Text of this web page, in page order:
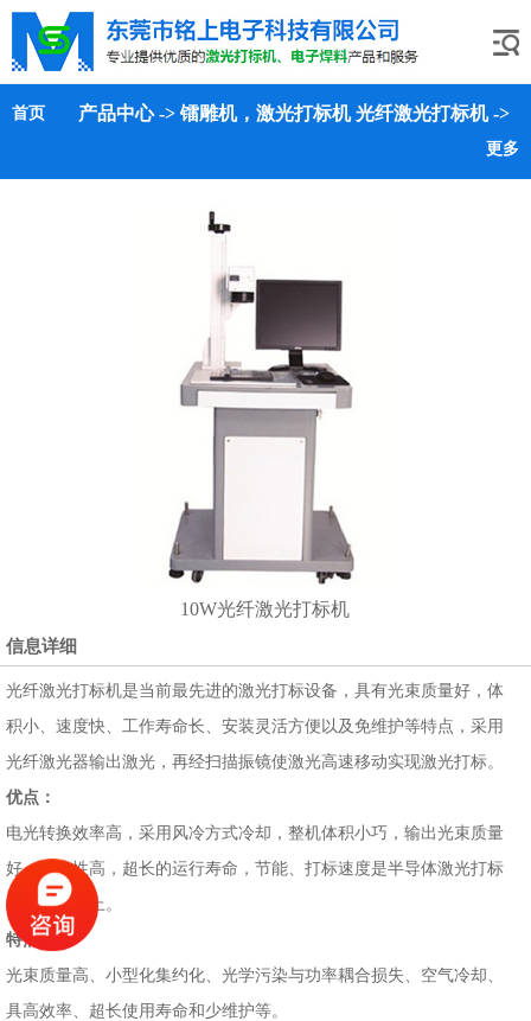
首页 产品中心-> 镭雕机，激光打标机光纤激光打标机->
更多
10W光纤激光打标机
信息详细
光纤激光打标机是当前最先进的激光打标设备，具有光束质量好，体
积小、速度快、工作寿命长、安装灵活方便以及免维护等特点，采用
光纤激光器输出激光，再经扫描振镜使激光高速移动实现激光打标。
优点：
电光转换效率高，采用风冷方式冷却，整机体积小巧，输出光束质量
好，可靠性高，超长的运行寿命，节能、打标速度是半导体激光打标
机的三倍以上。
特点：
光束质量高、小型化集约化、光学污染与功率耦合损失、空气冷却、
具高效率、超长使用寿命和少维护等。